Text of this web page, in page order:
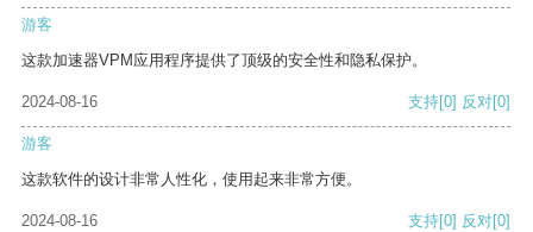
游客
这款加速器VPM应用程序提供了顶级的安全性和隐私保护。
2024-08-16 支持[0] 反对[0]
游客
这款软件的设计非常人性化，使用起来非常方便。
2024-08-16 支持[0] 反对[0]